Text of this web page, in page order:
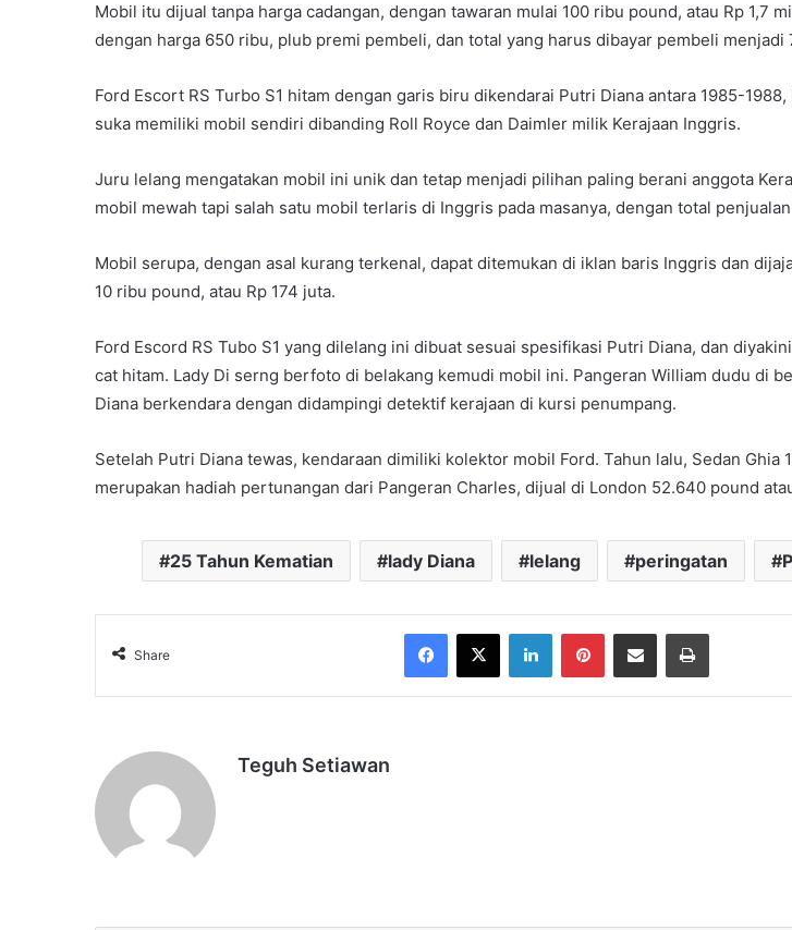
Mobil itu dijual tanpa harga cadangan, dengan tawaran mulai 100 ribu pound, atau Rp 1,7
dengan harga 650 ribu, plub premi pembeli, dan total yang harus dibayar pembeli menjadi
Ford Escort RS Turbo S1 hitam dengan garis biru dikendarai Putri Diana antara 1985-
suka memiliki mobil sendiri dibanding Roll Royce dan Daimler milik Kerajaan Inggris.
Juru lelang mengatakan mobil ini unik dan tetap menjadi pilihan paling berani anggota
mobil mewah tapi salah satu mobil terlaris di Inggris pada masanya, dengan total
Mobil serupa, dengan asal kurang terkenal, dapat ditemukan di iklan baris Inggris dan
10 ribu pound, atau Rp 174 juta.
Ford Escord RS Tubo S1 yang dilelang ini dibuat sesuai spesifikasi Putri Diana, dan
cat hitam. Lady Di serng berfoto di belakang kemudi mobil ini. Pangeran William dudu di
Diana berkendara dengan didampingi detektif kerajaan di kursi penumpang.
Setelah Putri Diana tewas, kendaraan dimiliki kolektor mobil Ford. Tahun lalu, Sedan Ghia
merupakan hadiah pertunangan dari Pangeran Charles, dijual di London 52.640 pound
25 Tahun Kematian lady Diana lelang peringatan
Share
Facebook
X LinkedInPinterestShare via Email Print
Teguh Setiawan